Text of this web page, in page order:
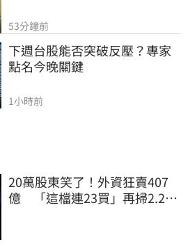
53分鐘前
下週台股能否突破反壓？專家
點名今晚關鍵
1小時前
20萬股東笑了！外資狂賣407
億 「這檔連23買」再掃2.2萬